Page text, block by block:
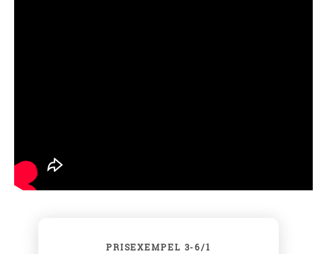
PRISEXEMPEL 3-6/1